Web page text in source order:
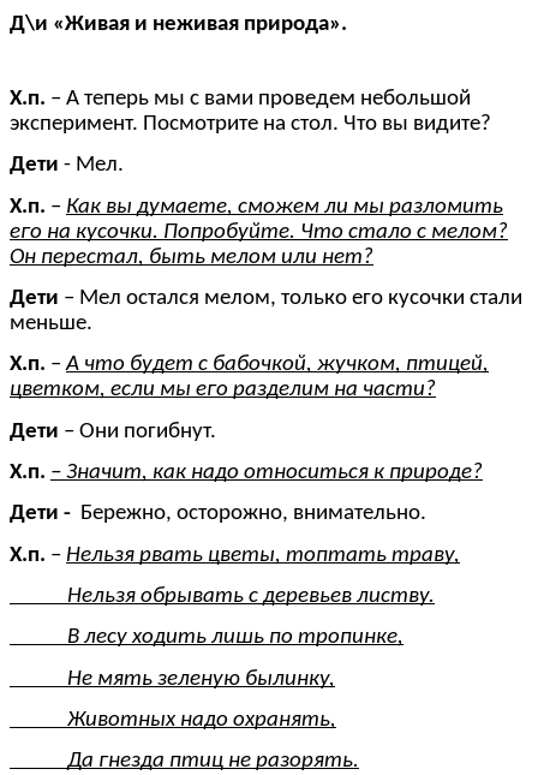
Д\и «Живая и неживая природа».
Х.п. – А теперь мы с вами проведем небольшой
эксперимент. Посмотрите на стол. Что вы видите?
Дети - Мел.
Х.п. – Как вы думаете, сможем ли мы разломить
его на кусочки. Попробуйте. Что стало с мелом?
Он перестал, быть мелом или нет?
Дети – Мел остался мелом, только его кусочки стали
меньше.
Х.п. –А что будет с бабочкой, жучком, птицей,
цветком, если мы его разделим на части?
Дети – Они погибнут.
Х.п. – Значит, как надо относиться к природе?
Дети - Бережно, осторожно, внимательно.
Х.п. – Нельзя рвать цветы, топтать траву,
Нельзя обрывать с деревьев листву.
В лесу ходить лишь по тропинке,
Не мять зеленую былинку,
Животных надо охранять,
Да гнезда птиц не разорять.